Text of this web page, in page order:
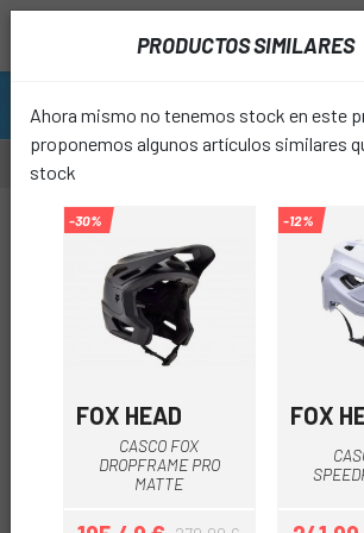
PRODUCTOS SIMILARES
Ahora mismo no tenemos stock en este
proponemos algunos artículos similares
stock
-30%
FOX HEAD
CASCO FOX
DROPFRAME PRO
MATTE
-12%
FOX